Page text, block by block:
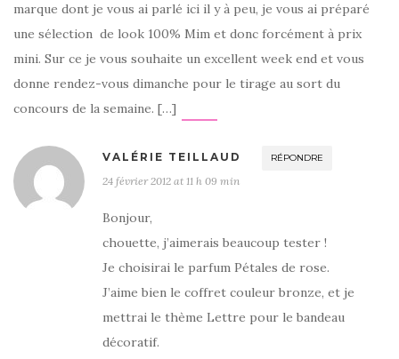
marque dont je vous ai parlé ici il y à peu, je vous ai préparé
une sélection de look 100% Mim et donc forcément à prix
mini. Sur ce je vous souhaite un excellent week end et vous
donne rendez-vous dimanche pour le tirage au sort du
concours de la semaine. […]
VALÉRIE TEILLAUD RÉPONDRE
24 février 2012 at 11 h 09 min
Bonjour,
chouette, j’aimerais beaucoup tester !
Je choisirai le parfum Pétales de rose.
J’aime bien le coffret couleur bronze, et je
mettrai le thème Lettre pour le bandeau
décoratif.